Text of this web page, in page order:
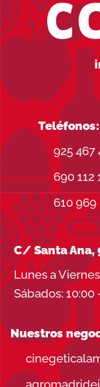
Teléfonos:
925 467
690 112
610 969
C/ Santa Ana,
Lunes a
Sábados: 10:00
Nuestros